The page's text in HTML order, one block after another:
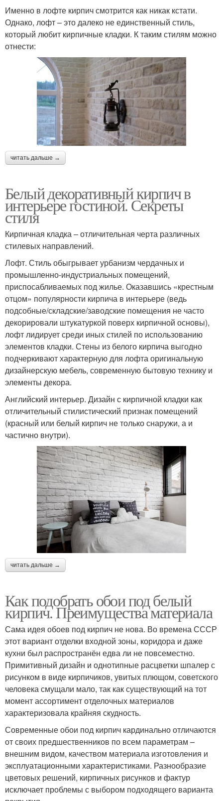
Именно в лофте кирпич смотрится как никак кстати.
Однако, лофт – это далеко не единственный стиль,
который любит кирпичные кладки. К таким стилям можно
отнести:
читать дальше →
Белый декоративный кирпич в
интерьере гостиной. Секреты
стиля
Кирпичная кладка – отличительная черта различных
стилевых направлений.
Лофт. Стиль обыгрывает урбанизм чердачных и
промышленно-индустриальных помещений,
приспосабливаемых под жилье. Оказавшись «крестным
отцом» популярности кирпича в интерьере (ведь
подсобные/складские/заводские помещения не часто
декорировали штукатуркой поверх кирпичной основы),
лофт лидирует среди иных стилей по использованию
элементов кладки. Стены из белого кирпича выгодно
подчеркивают характерную для лофта оригинальную
дизайнерскую мебель, современную бытовую технику и
элементы декора.
Английский интерьер. Дизайн с кирпичной кладки как
отличительный стилистический признак помещений
(красный или белый кирпич не только снаружи, а и
частично внутри).
читать дальше →
Как подобрать обои под белый
кирпич. Преимущества материала
Сама идея обоев под кирпич не нова. Во времена СССР
этот вариант отделки входной зоны, коридора и даже
кухни был распространён едва ли не повсеместно.
Примитивный дизайн и однотипные расцветки шпалер с
рисунком в виде кирпичиков, увитых плющом, советского
человека смущали мало, так как существующий на тот
момент ассортимент отделочных материалов
характеризовала крайняя скудность.
Современные обои под кирпич кардинально отличаются
от своих предшественников по всем параметрам –
внешним видом, качеством материала изготовления и
эксплуатационными характеристиками. Разнообразие
цветовых решений, кирпичных рисунков и фактур
исключает проблемы с выбором подходящего варианта